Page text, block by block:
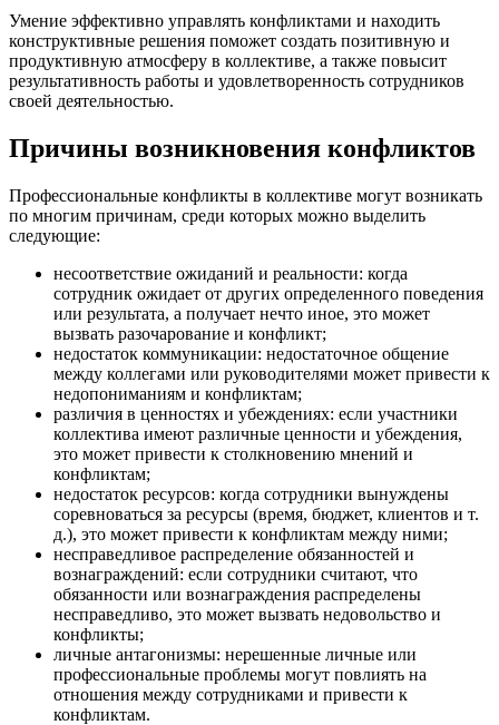
Умение эффективно управлять конфликтами и находить
конструктивные решения поможет создать позитивную и
продуктивную атмосферу в коллективе, а также повысит
результативность работы и удовлетворенность сотрудников
своей деятельностью.
Причины возникновения конфликтов
Профессиональные конфликты в коллективе могут возникать
по многим причинам, среди которых можно выделить
следующие:
несоответствие ожиданий и реальности: когда
сотрудник ожидает от других определенного поведения
или результата, а получает нечто иное, это может
вызвать разочарование и конфликт;
недостаток коммуникации: недостаточное общение
между коллегами или руководителями может привести к
недопониманиям и конфликтам;
различия в ценностях и убеждениях: если участники
коллектива имеют различные ценности и убеждения,
это может привести к столкновению мнений и
конфликтам;
недостаток ресурсов: когда сотрудники вынуждены
соревноваться за ресурсы (время, бюджет, клиентов и т.
д.), это может привести к конфликтам между ними;
несправедливое распределение обязанностей и
вознаграждений: если сотрудники считают, что
обязанности или вознаграждения распределены
несправедливо, это может вызвать недовольство и
конфликты;
личные антагонизмы: нерешенные личные или
профессиональные проблемы могут повлиять на
отношения между сотрудниками и привести к
конфликтам.